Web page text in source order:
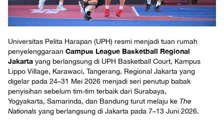
Universitas Pelita Harapan (UPH) resmi menjadi tuan rumah
penyelenggaraan Campus League Basketball Regional
Jakarta yang berlangsung di UPH Basketball Court, Kampus
Lippo Village, Karawaci, Tangerang. Regional Jakarta yang
digelar pada 24–31 Mei 2026 menjadi seri penutup babak
penyisihan sebelum tim-tim terbaik dari Surabaya,
Yogyakarta, Samarinda, dan Bandung turut melaju ke The
Nationals yang berlangsung di Jakarta pada 7–13 Juni 2026.